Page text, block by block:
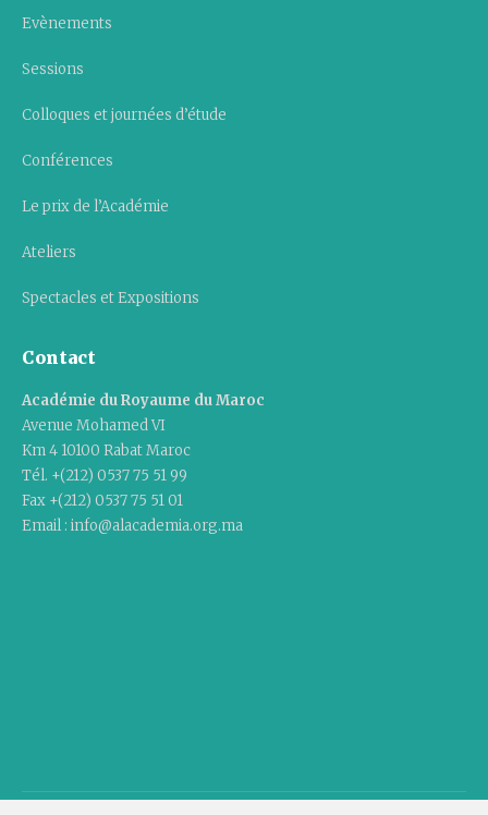
Evènements
Sessions
Colloques et journées d’étude
Conférences
Le prix de l’Académie
Ateliers
Spectacles et Expositions
Contact
Académie du Royaume du Maroc
Avenue Mohamed VI
Km 4 10100 Rabat Maroc
Tél. +(212) 0537 75 51 99
Fax +(212) 0537 75 51 01
Email : info@alacademia.org.ma